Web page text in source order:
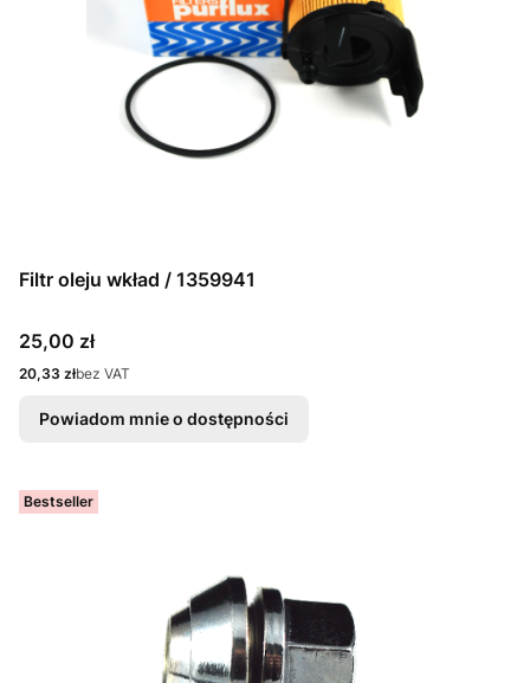
Filtr oleju wkład / 1359941
Cena
25,00 zł
Cena
20,33 złbez VAT
Powiadom mnie o dostępności
Bestseller